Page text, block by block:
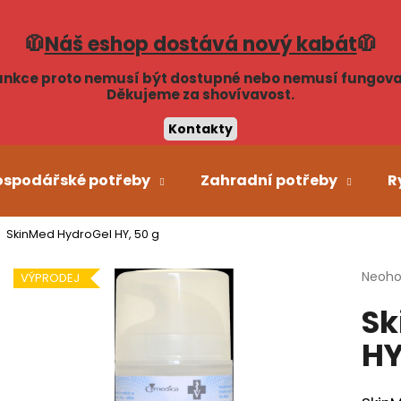
🧥Náš eshop dostává nový kabát🧥
proto nemusí být dostupné nebo nemusí
Děkujeme za shovívavost.
Kontakty
potřeby Zahradní potřeby
SkinMed HydroGel HY, 50 g
je
0,0
VÝPRODEJ
Co potřebujete najít?
Doporučujeme